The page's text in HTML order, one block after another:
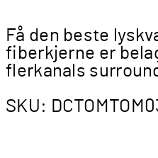
Få den beste
fiberkjerne er
flerkanals
SKU: